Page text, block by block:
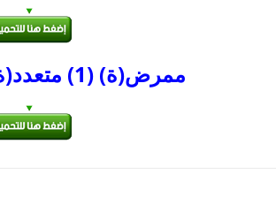
ممرض(ة) (1) متعدد(ة) الإختصاصات